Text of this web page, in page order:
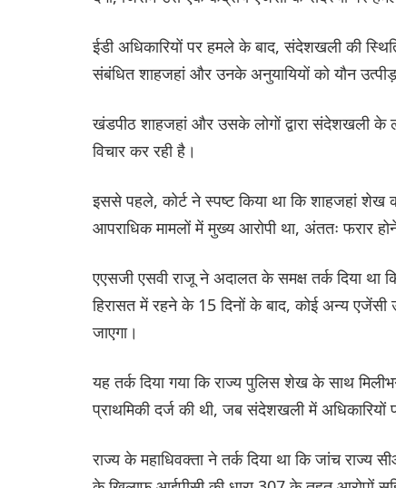
ईडी अधिकारियों पर हमले के बाद, संदेशखली की
संबंधित शाहजहां और उनके अनुयायियों को यौन
खंडपीठ शाहजहां और उसके लोगों द्वारा संदेशखली
विचार कर रही है।
इससे पहले, कोर्ट ने स्पष्ट किया था कि शाहजहां
आपराधिक मामलों में मुख्य आरोपी था, अंततः फरार
एएसजी एसवी राजू ने अदालत के समक्ष तर्क दिया था
हिरासत में रहने के 15 दिनों के बाद, कोई अन्य एजेंसी
जाएगा।
यह तर्क दिया गया कि राज्य पुलिस शेख के साथ
प्राथमिकी दर्ज की थी, जब संदेशखली में
राज्य के महाधिवक्ता ने तर्क दिया था कि जांच